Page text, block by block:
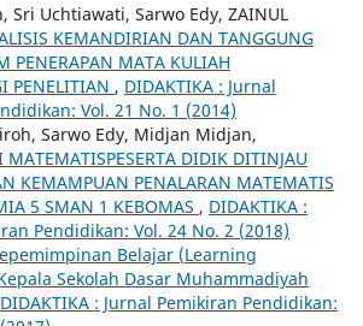
Sri Uchtiawati, Sarwo Edy, ZAINUL
KEMANDIRIAN DAN TANGGUNG
PENERAPAN MATA KULIAH
PENELITIAN , DIDAKTIKA : Jurnal
Vol. 21 No. 1 (2014)
Sarwo Edy, Midjan Midjan,
DIDIK DITINJAU
KEMAMPUAN PENALARAN MATEMATIS
5 SMAN 1 KEBOMAS , DIDAKTIKA :
Pendidikan: Vol. 24 No. 2 (2018)
Belajar (Learning
Sekolah Dasar Muhammadiyah
DIDAKTIKA : Jurnal Pemikiran Pendidikan: